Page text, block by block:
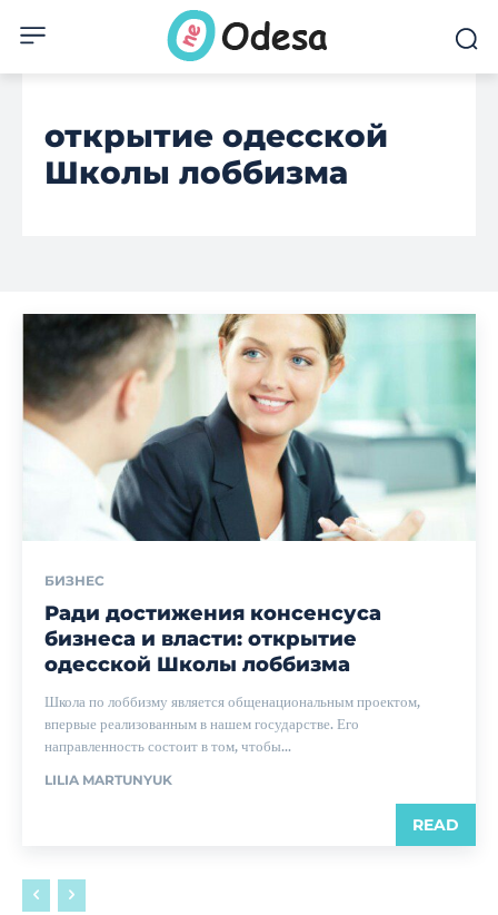
открытие одесской
Школы лоббизма
БИЗНЕС
Ради достижения консенсуса
бизнеса и власти: открытие
одесской Школы лоббизма
Школа по лоббизму является общенациональным проектом,
впервые реализованным в нашем государстве. Его
направленность состоит в том, чтобы...
LILIA MARTUNYUK
READ